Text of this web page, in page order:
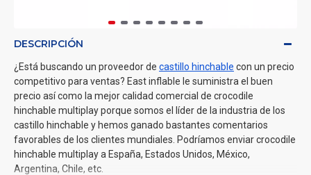
DESCRIPCIÓN
¿Está buscando un proveedor de castillo hinchable con un precio
competitivo para ventas? East inflable le suministra el buen
precio así como la mejor calidad comercial de crocodile
hinchable multiplay porque somos el líder de la industria de los
castillo hinchable y hemos ganado bastantes comentarios
favorables de los clientes mundiales. Podríamos enviar crocodile
hinchable multiplay a España, Estados Unidos, México,
Argentina, Chile, etc.